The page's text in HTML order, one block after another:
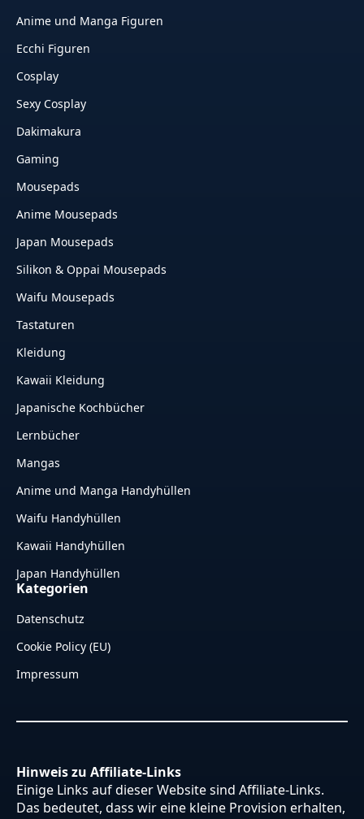
Anime und Manga Figuren
Ecchi Figuren
Cosplay
Sexy Cosplay
Dakimakura
Gaming
Mousepads
Anime Mousepads
Japan Mousepads
Silikon & Oppai Mousepads
Waifu Mousepads
Tastaturen
Kleidung
Kawaii Kleidung
Japanische Kochbücher
Lernbücher
Mangas
Anime und Manga Handyhüllen
Waifu Handyhüllen
Kawaii Handyhüllen
Japan Handyhüllen
Kategorien
Datenschutz
Cookie Policy (EU)
Impressum
Hinweis zu Affiliate-Links
Einige Links auf dieser Website sind Affiliate-Links.
Das bedeutet, dass wir eine kleine Provision erhalten,